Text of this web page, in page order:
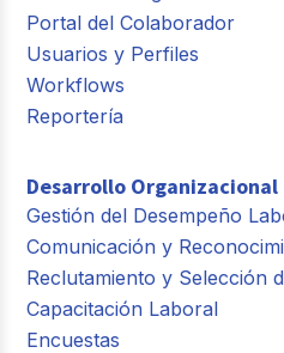
Portal del Colaborador
Usuarios y Perfiles
Workflows
Reportería
Desarrollo Organizacional
Gestión del Desempeño
Comunicación y
Reclutamiento y Selección
Capacitación Laboral
Encuestas